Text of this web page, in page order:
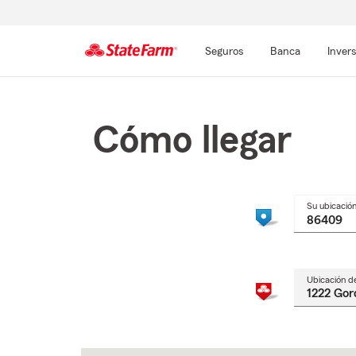
Seguros Banca
Cómo llegar
Su ubicación
Ubicación